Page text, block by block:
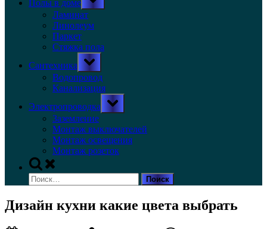
Полы в доме
sub-
menu
Ламинат
Линолеум
Паркет
Стяжка пола
Сантехника
Toggle
sub-
menu
Водопровод
Канализация
Электропроводка
Toggle
sub-
Заземление
Монтаж выключателей
Монтаж освещения
Монтаж розеток
Toggle
search
form
Найти:
Дизайн кухни какие цвета выбрать